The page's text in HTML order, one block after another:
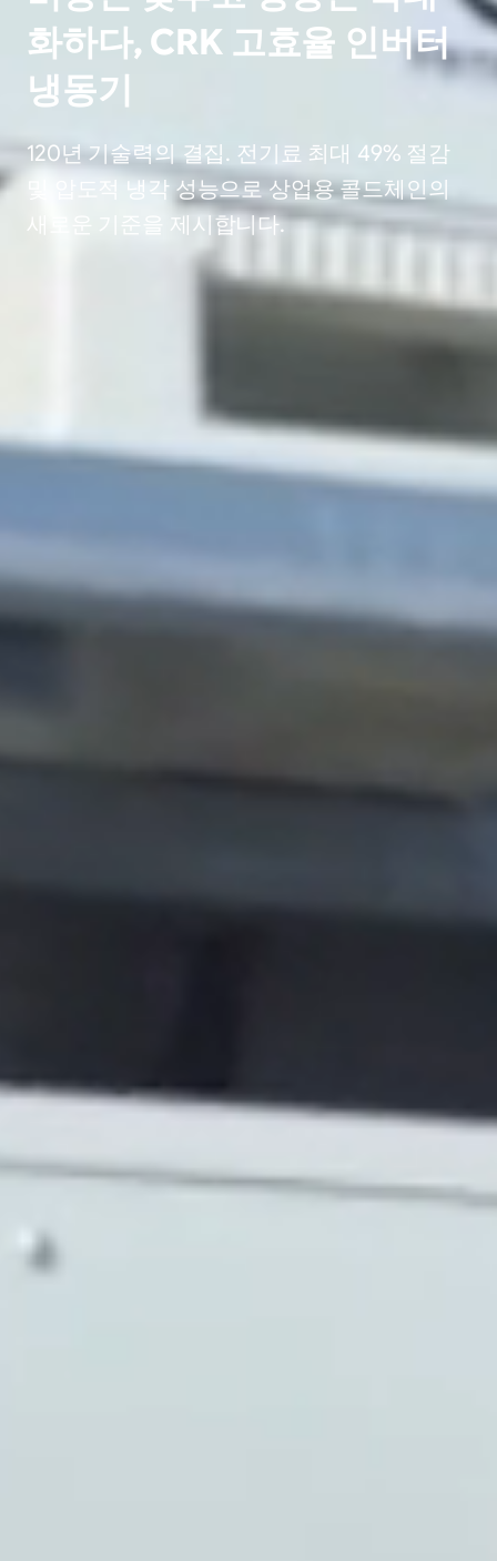
화하다, CRK 고효율 인버터
냉동기
120년 기술력의 결집. 전기료 최대 49% 절감
및 압도적 냉각 성능으로 상업용 콜드체인의
새로운 기준을 제시합니다.